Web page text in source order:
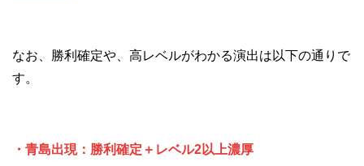
なお、勝利確定や、高レベルがわかる演出は以下の通りで
す。
・青島出現：勝利確定＋レベル2以上濃厚